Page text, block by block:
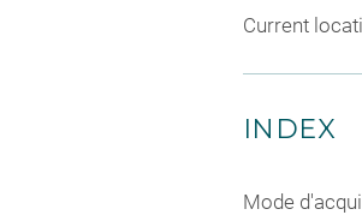
Current
INDEX
Mode